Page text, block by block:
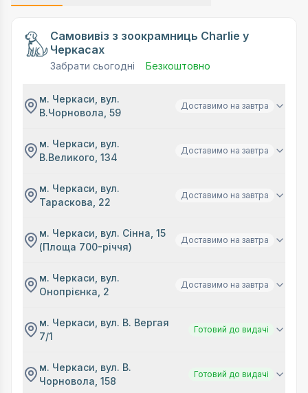
Самовивіз з зоокрамниць Charlie у
Черкасах
Забрати сьогодні Безкоштовно
м. Черкаси, вул.
В.Чорновола, 59
Доставимо на завтра
м. Черкаси, вул.
В.Великого, 134
Доставимо на завтра
м. Черкаси, вул.
Тараскова, 22
Доставимо на завтра
м. Черкаси, вул. Сінна, 15
(Площа 700-річчя)
Доставимо на завтра
м. Черкаси, вул.
Онопрієнка, 2
Доставимо на завтра
м. Черкаси, вул. В. Вергая
7/1
Готовий до видачі
м. Черкаси, вул. В.
Чорновола, 158
Готовий до видачі